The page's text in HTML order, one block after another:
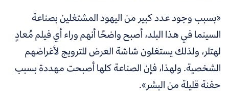
«بسبب وجود عدد كبير من اليهود المشتغلين بصناعة
السينما في هذا البلد، أصبح واضحًا أنهم وراء أي فيلم مُعادٍ
لهتلر، ولذلك يستغلون شاشة العرض للترويج لأغراضهم
الشخصية. ولهذا، فإن الصناعة كلها أصبحت مهددة بسبب
حفنة قليلة من البشر».